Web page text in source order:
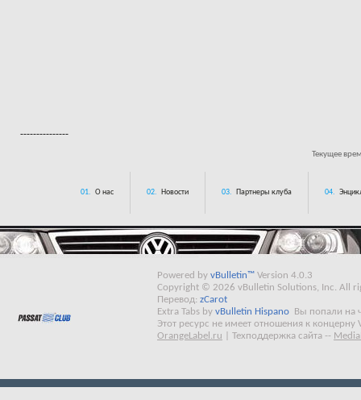
---------------
Текущее
01. О нас 02. Новости 03. Партнеры клуба 04.
Powered by vBulletin™ Version 4.0.3
Copyright © 2026 vBulletin Solutions, Inc. All
Перевод: zCarot
Extra Tabs by vBulletin Hispano
Вы попали на
Этот ресурс не имеет отношения к концерну
OrangeLabel.ru
Техподдержка сайта --